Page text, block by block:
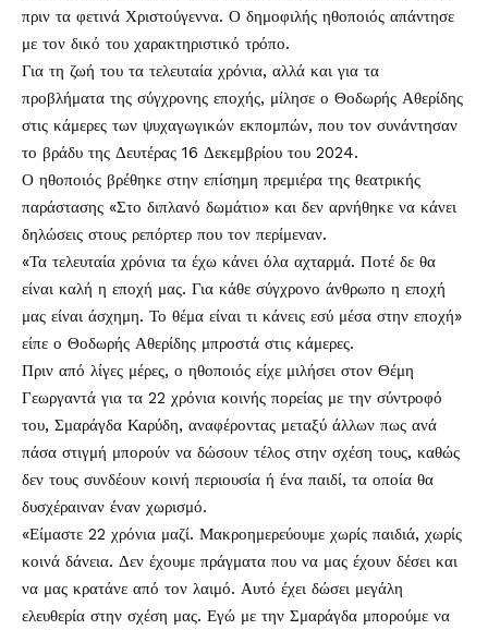
πριν τα φετινά Χριστούγεννα. Ο δημοφιλής ηθοποιός απάντησε
με τον δικό του χαρακτηριστικό τρόπο.
Για τη ζωή του τα τελευταία χρόνια, αλλά και για τα
προβλήματα της σύγχρονης εποχής, μίλησε ο Θοδωρής Αθερίδης
στις κάμερες των ψυχαγωγικών εκπομπών, που τον συνάντησαν
το βράδυ της Δευτέρας 16 Δεκεμβρίου του 2024.
Ο ηθοποιός βρέθηκε στην επίσημη πρεμιέρα της θεατρικής
παράστασης «Στο διπλανό δωμάτιο» και δεν αρνήθηκε να κάνει
δηλώσεις στους ρεπόρτερ που τον περίμεναν.
«Τα τελευταία χρόνια τα έχω κάνει όλα αχταρμά. Ποτέ δε θα
είναι καλή η εποχή μας. Για κάθε σύγχρονο άνθρωπο η εποχή
μας είναι άσχημη. Το θέμα είναι τι κάνεις εσύ μέσα στην εποχή»
είπε ο Θοδωρής Αθερίδης μπροστά στις κάμερες.
Πριν από λίγες μέρες, ο ηθοποιός είχε μιλήσει στον Θέμη
Γεωργαντά για τα 22 χρόνια κοινής πορείας με την σύντροφό
του, Σμαράγδα Καρύδη, αναφέροντας μεταξύ άλλων πως ανά
πάσα στιγμή μπορούν να δώσουν τέλος στην σχέση τους, καθώς
δεν τους συνδέουν κοινή περιουσία ή ένα παιδί, τα οποία θα
δυσχέραιναν έναν χωρισμό.
«Είμαστε 22 χρόνια μαζί. Μακροημερεύουμε χωρίς παιδιά, χωρίς
κοινά δάνεια. Δεν έχουμε πράγματα που να μας έχουν δέσει και
να μας κρατάνε από τον λαιμό. Αυτό έχει δώσει μεγάλη
ελευθερία στην σχέση μας. Εγώ με την Σμαράγδα μπορούμε να